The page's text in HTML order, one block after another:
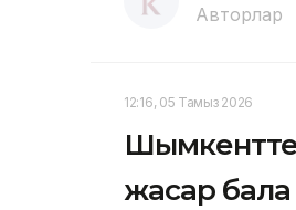
Авторлар
12:16, 05 Тамыз 2026
Шымкентте
жасар